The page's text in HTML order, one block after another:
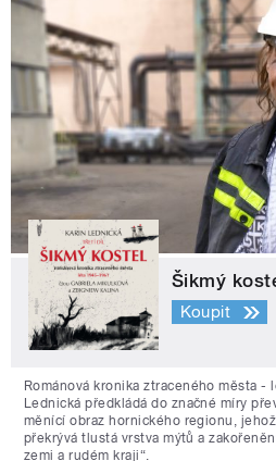
Šikmý
Koupit
Románová kronika ztraceného města -
Lednická předkládá do značné míry
měnící obraz hornického regionu,
překrývá tlustá vrstva mýtů a
zemi a rudém kraji“.